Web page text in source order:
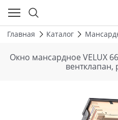
Главная Каталог
Окно мансардное VELUX
вентклапан,